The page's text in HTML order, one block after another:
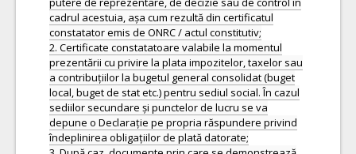
cadrul acestuia, așa cum rezultă din certificatul
constatator emis de ONRC / actul constitutiv;
2. Certificate constatatoare valabile la momentul
prezentării cu privire la plata impozitelor, taxelor sau
a contribuțiilor la bugetul general consolidat (buget
local, buget de stat etc.) pentru sediul social. În cazul
sediilor secundare și punctelor de lucru se va
depune o Declarație pe propria răspundere privind
îndeplinirea obligațiilor de plată datorate;